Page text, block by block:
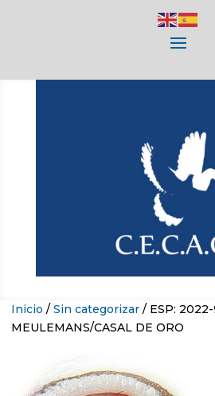
Inicio / Sin categorizar / ESP:
MEULEMANS/CASAL DE ORO